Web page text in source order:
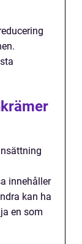
innehåller
kan ha
en som